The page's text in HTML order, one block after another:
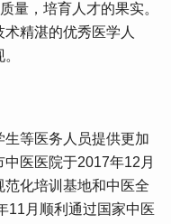
量，培育人才的果实。
精湛的优秀医学人
等医务人员提供更加
医医院于2017年12月
化培训基地和中医全
11月顺利通过国家中医